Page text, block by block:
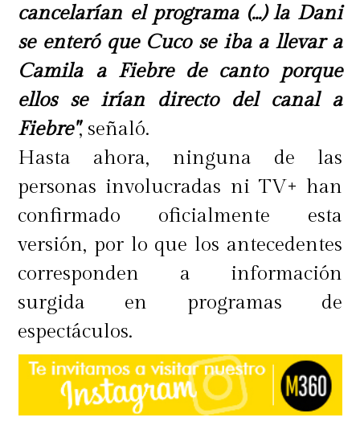
cancelarían el programa (...) la Dani
se enteró que Cuco se iba a llevar a
Camila a Fiebre de canto porque
ellos se irían directo del canal a
Fiebre", señaló.
Hasta ahora, ninguna de las
personas involucradas ni TV+ han
confirmado oficialmente esta
versión, por lo que los antecedentes
corresponden a información
surgida en programas de
espectáculos.